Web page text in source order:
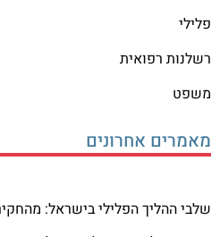
פלילי
רשלנות רפואית
משפט
מאמרים אחרונים
שלבי ההליך הפלילי בישראל: